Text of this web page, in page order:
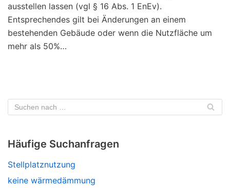
ausstellen lassen (vgl § 16 Abs. 1 EnEv).
Entsprechendes gilt bei Änderungen an einem
bestehenden Gebäude oder wenn die Nutzfläche um
mehr als 50%…
Häufige Suchanfragen
Stellplatznutzung
keine wärmedämmung